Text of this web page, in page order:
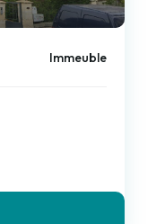
Immeuble